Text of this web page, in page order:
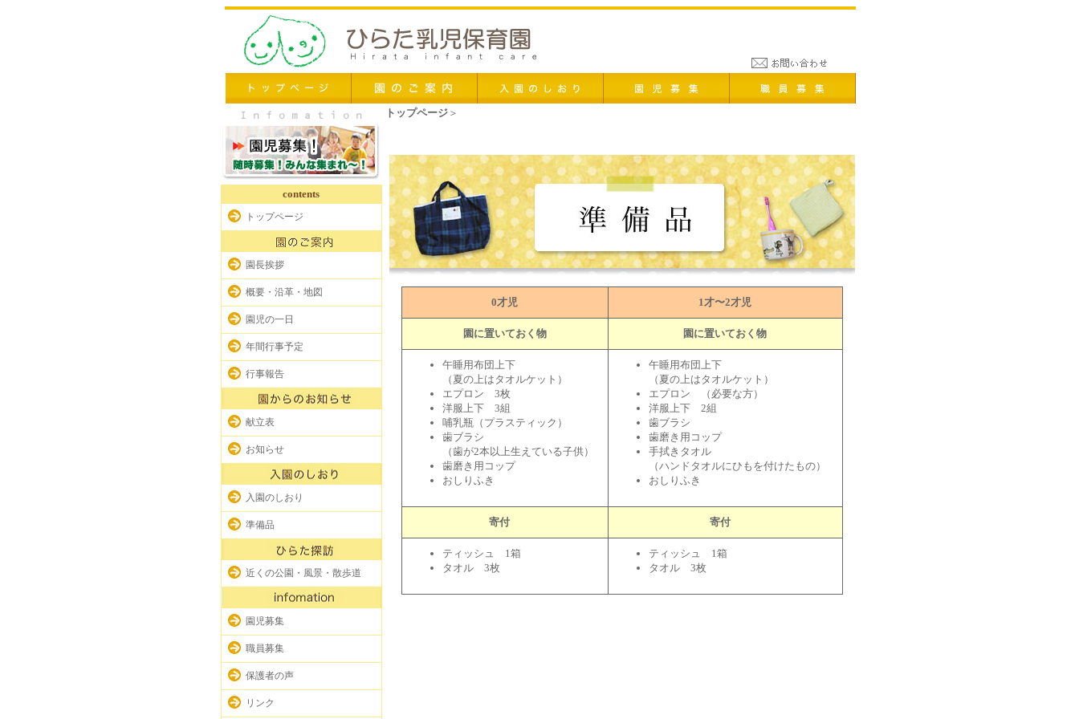
contents
トップページ
園長挨拶
概要・沿革・地図
園児の一日
年間行事予定
行事報告
献立表
お知らせ
入園のしおり
準備品
近くの公園・風景・散歩道
園児募集
職員募集
保護者の声
リンク
トップページ＞
0才児 1才〜2才児
園に置いておく物 園に置いておく物
午睡用布団上下
（夏の上はタオルケット）
エプロン 3枚
洋服上下 3組
哺乳瓶（プラスティック）
歯ブラシ
（歯が2本以上生えている子供）
歯磨き用コップ
おしりふき
午睡用布団上下
（夏の上はタオルケット）
エプロン （必要な方）
洋服上下 2組
歯ブラシ
歯磨き用コップ
手拭きタオル
（ハンドタオルにひもを付けたもの）
おしりふき
寄付 寄付
ティッシュ 1箱
タオル 3枚
ティッシュ 1箱
タオル 3枚